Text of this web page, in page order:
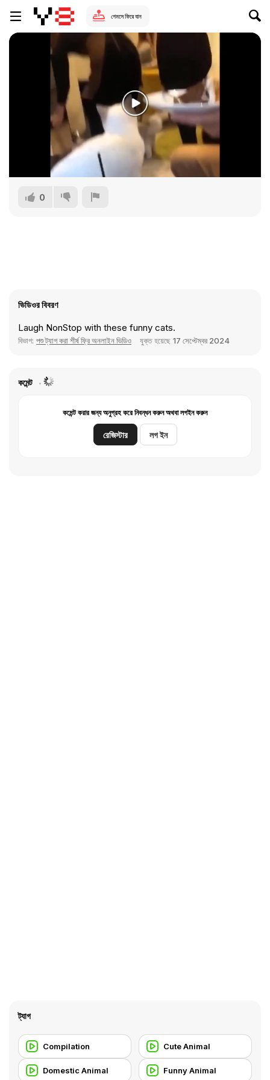
গেমসে ফিরে যান
0
ভিডিওর বিবরণ
Laugh NonStop with these funny cats.
বিভাগ: পশু ট্যাগ করা শীর্ষ ফ্রি অনলাইন ভিডিও যুক্ত হয়েছে 17 সেপ্টেম্বর 2024
কমেন্ট
কমেন্ট করার জন্য অনুগ্রহ করে নিবন্ধন করুন অথবা লগইন করুন
রেজিস্টার লগ ইন
ট্যাগ
Compilation Cute Animal
Domestic Animal Funny Animal